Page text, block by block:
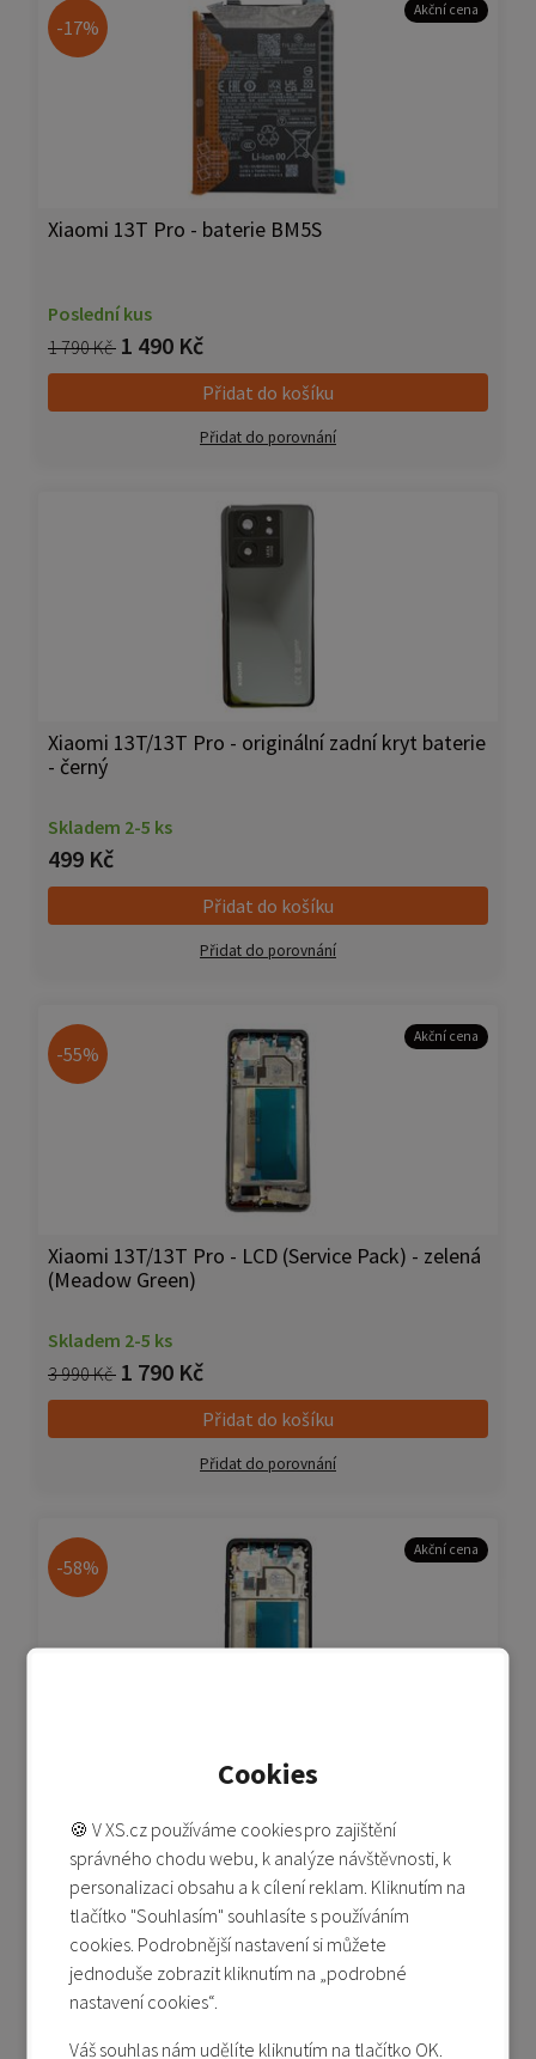
Cookies
🍪 V XS.cz používáme cookies pro zajištění
správného chodu webu, k analýze návštěvnosti, k
personalizaci obsahu a k cílení reklam. Kliknutím na
tlačítko "Souhlasím" souhlasíte s používáním
cookies. Podrobnější nastavení si můžete
jednoduše zobrazit kliknutím na „podrobné
nastavení cookies“.
Váš souhlas nám udělíte kliknutím na tlačítko OK.
-17%
Akční cena
Xiaomi 13T Pro - baterie BM5S
Poslední kus
1 790 Kč 1 490 Kč
Přidat do košíku
Přidat do porovnání
Xiaomi 13T/13T Pro - originální zadní kryt baterie
- černý
Skladem 2-5 ks
499 Kč
Přidat do košíku
Přidat do porovnání
-55%
Akční cena
Xiaomi 13T/13T Pro - LCD (Service Pack) - zelená
(Meadow Green)
Skladem 2-5 ks
3 990 Kč 1 790 Kč
Přidat do košíku
Přidat do porovnání
-58%
Akční cena
Xiaomi 13T/13T Pro - LCD (Service Pack) - černá
Skladem 2-5 ks
3 990 Kč 1 690 Kč
Přidat do košíku
Přidat do porovnání